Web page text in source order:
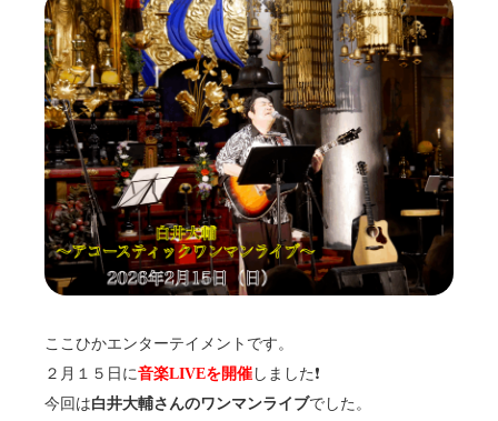
ここひかエンターテイメントです。
２月１５日に音楽LIVEを開催 しました❗️
今回は白井大輔さんのワンマンライブでした。